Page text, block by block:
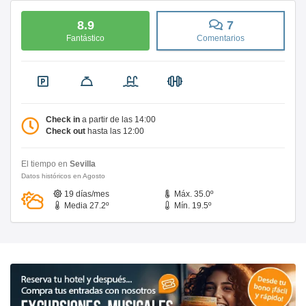
8.9
Fantástico
7
Comentarios
Check in a partir de las 14:00
Check out hasta las 12:00
El tiempo en Sevilla
Datos históricos en Agosto
19 días/mes
Máx. 35.0º
Media 27.2º
Mín. 19.5º